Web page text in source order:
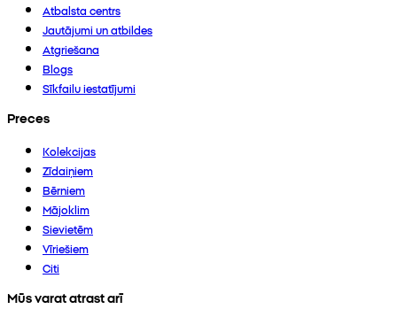
Atbalsta centrs
Jautājumi un atbildes
Atgriešana
Blogs
Sīkfailu iestatījumi
Preces
Kolekcijas
Zīdaiņiem
Bērniem
Mājoklim
Sievietēm
Vīriešiem
Citi
Mūs varat atrast arī